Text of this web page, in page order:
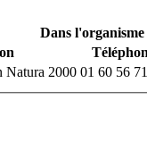
Dans l'organisme
Natura 2000 01 60 56